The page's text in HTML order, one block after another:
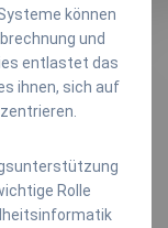
können
und
entlastet das
ihnen, sich auf
Rolle